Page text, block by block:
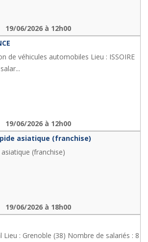
19/06/2026 à 12h00
de véhicules automobiles Lieu : ISSOIRE
19/06/2026 à 12h00
asiatique (franchise)
(franchise)
19/06/2026 à 18h00
Lieu : Grenoble (38) Nombre de salariés : 8